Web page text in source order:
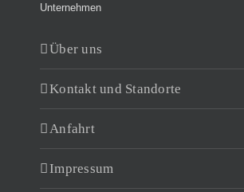
Unternehmen
Über uns
Kontakt und Standorte
Anfahrt
Impressum